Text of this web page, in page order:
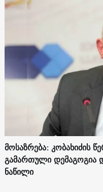
მოსაზრება: კობახიძის
გამართული დემაგოგია
ნაწილი